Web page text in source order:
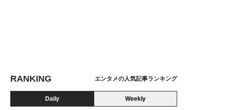
RANKING エンタメの人気記事ランキング
Daily Weekly